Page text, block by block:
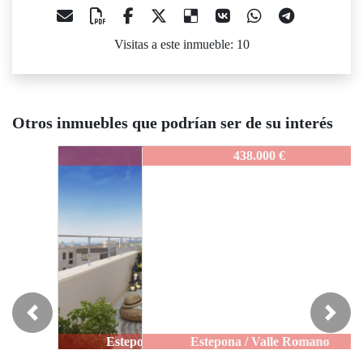
Visitas a este inmueble: 10
Otros inmuebles que podrían ser de su interés
Estepona / Valle Romano
Previous Next